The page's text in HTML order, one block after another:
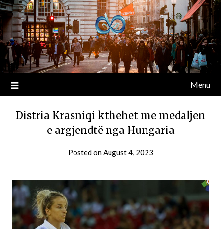
Menu
Distria Krasniqi kthehet me medaljen
e argjendtë nga Hungaria
Posted onAugust 4, 2023